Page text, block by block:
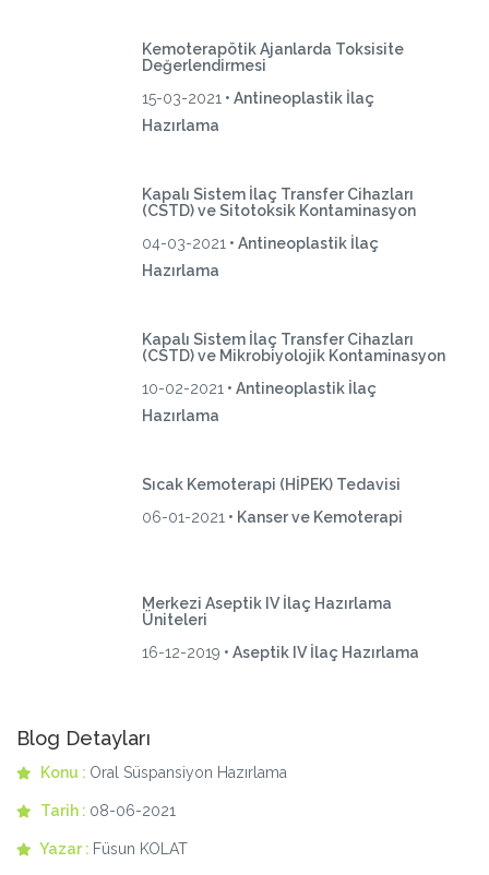
Kemoterapötik Ajanlarda Toksisite
Değerlendirmesi
15-03-2021 • Antineoplastik İlaç
Hazırlama
Kapalı Sistem İlaç Transfer Cihazları
(CSTD) ve Sitotoksik Kontaminasyon
04-03-2021 • Antineoplastik İlaç
Hazırlama
Kapalı Sistem İlaç Transfer Cihazları
(CSTD) ve Mikrobiyolojik Kontaminasyon
10-02-2021 • Antineoplastik İlaç
Hazırlama
Sıcak Kemoterapi (HİPEK) Tedavisi
06-01-2021 • Kanser ve Kemoterapi
Merkezi Aseptik IV İlaç Hazırlama
Üniteleri
16-12-2019 • Aseptik IV İlaç Hazırlama
Blog Detayları
Konu : Oral Süspansiyon Hazırlama
Tarih : 08-06-2021
Yazar : Füsun KOLAT